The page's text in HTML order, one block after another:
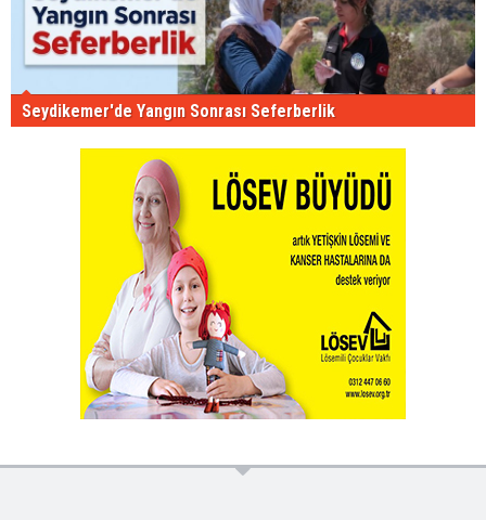
Seydikemer'de Yangın Sonrası Seferberlik